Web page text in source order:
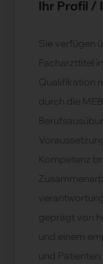
Ihr Profil /
Sie verfügen
Facharzttitel
Qualifikation
durch die
Kompetenz
geprägt von
und einem
und